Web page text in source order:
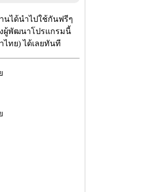
นได้นำไปใช้กันฟรีๆ
ผู้พัฒนาโปรแกรมนี้
ไทย) ได้เลยทันที